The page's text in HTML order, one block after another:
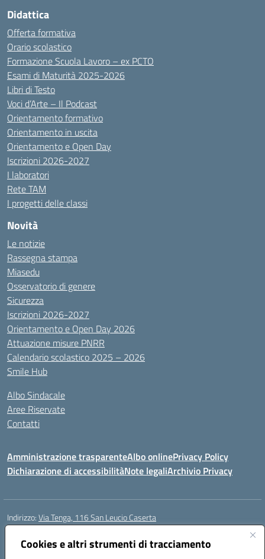
Cookies e altri strumenti di tracciamento
Didattica
Offerta formativa
Orario scolastico
Formazione Scuola Lavoro – ex PCTO
Esami di Maturità 2025-2026
Libri di Testo
Voci d’Arte – Il Podcast
Orientamento formativo
Orientamento in uscita
Orientamento e Open Day
Iscrizioni 2026-2027
I laboratori
Rete TAM
I progetti delle classi
Novità
Le notizie
Rassegna stampa
Miasedu
Osservatorio di genere
Sicurezza
Iscrizioni 2026-2027
Orientamento e Open Day 2026
Attuazione misure PNRR
Calendario scolastico 2025 – 2026
Smile Hub
Albo Sindacale
Aree Riservate
Contatti
Amministrazione trasparenteAlbo onlinePrivacy Policy
Dichiarazione di accessibilitàNote legaliArchivio Privacy
Indirizzo:Via Tenga, 116 San Leucio Caserta
Centralino:
Posta elettronica certificata (PEC):ceis042009@pec.istruzione.it